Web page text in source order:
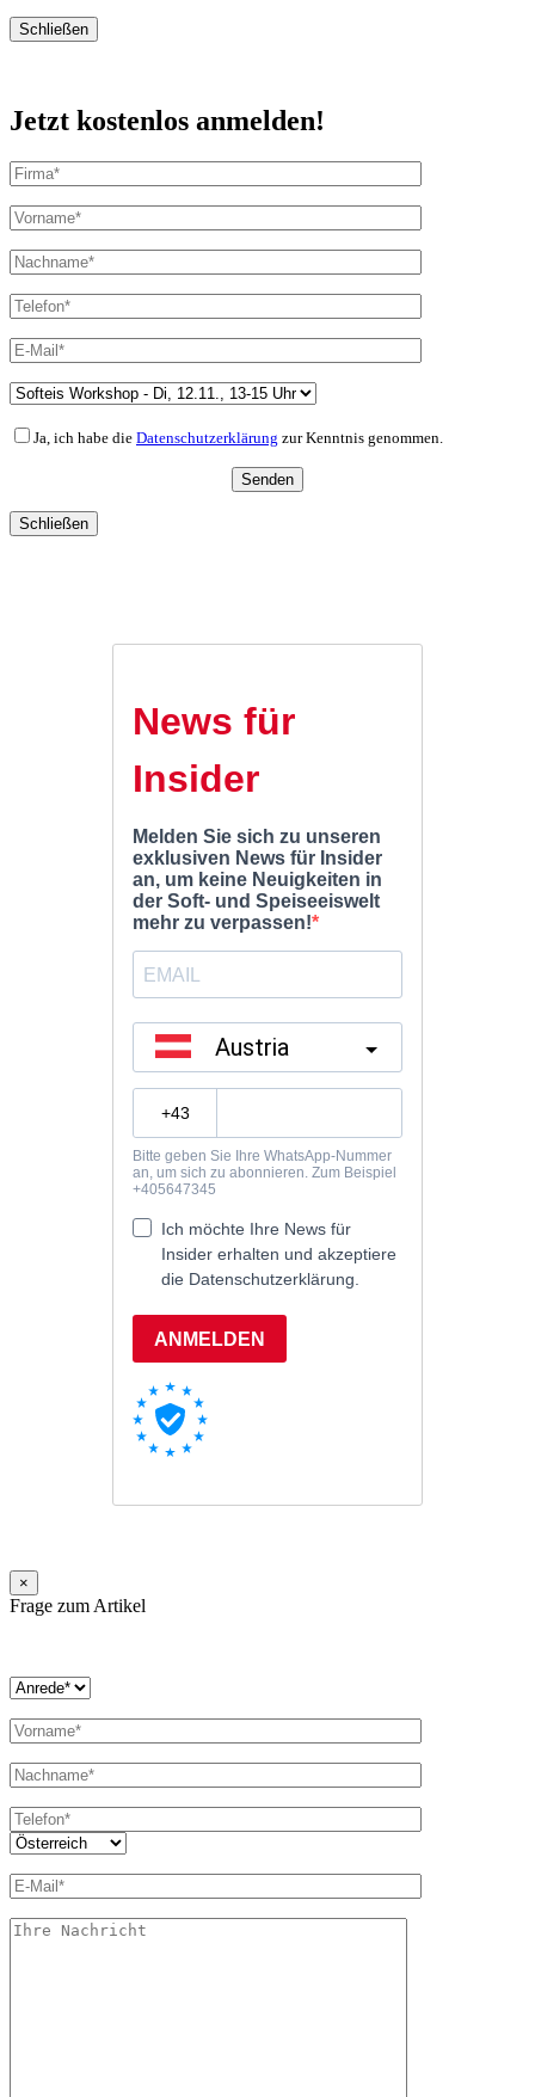
Schließen
Jetzt kostenlos anmelden!
Ja, ich habe die Datenschutzerklärung zur Kenntnis genommen.
Schließen
×
Frage zum Artikel